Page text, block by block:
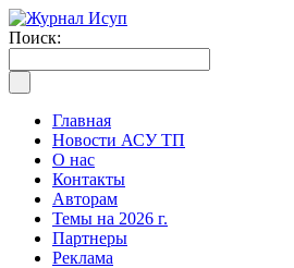
Поиск:
Главная
Новости АСУ ТП
О нас
Контакты
Авторам
Темы на 2026 г.
Партнеры
Реклама